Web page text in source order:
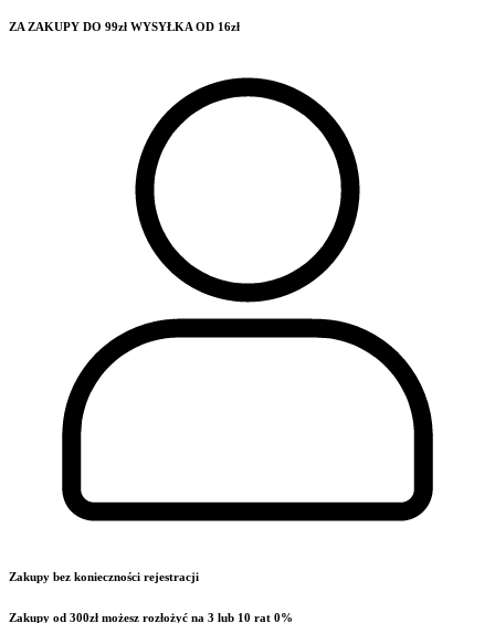
ZA ZAKUPY DO 99zł WYSYŁKA OD 16zł
Zakupy bez konieczności rejestracji
Zakupy od 300zł możesz rozłożyć na 3 lub 10 rat 0%